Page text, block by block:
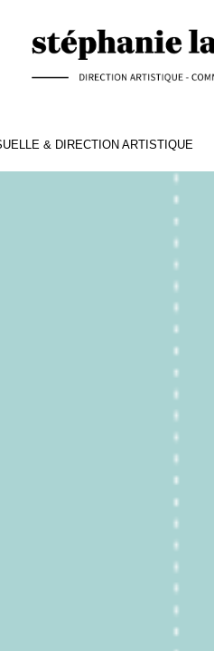
& DIRECTION ARTISTIQUE